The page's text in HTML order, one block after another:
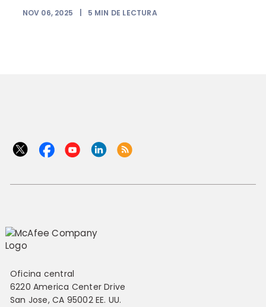
NOV 06, 2025 5 MIN DE LECTURA
Oficina central
6220 America Center Drive
San Jose, CA 95002 EE. UU.